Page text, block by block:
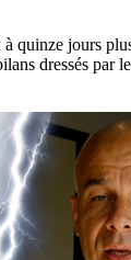
quinze jours
dressés par